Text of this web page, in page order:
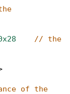
// the
of the